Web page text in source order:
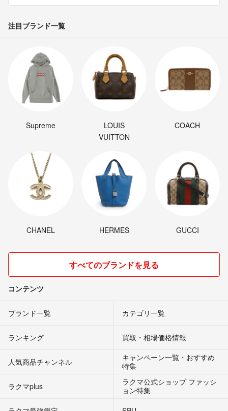
注目ブランド一覧
Supreme
LOUIS
VUITTON
COACH
CHANEL HERMES GUCCI
すべてのブランドを見る
コンテンツ
ブランド一覧 カテゴリ一覧
ランキング 買取・相場価格情報
人気商品チャンネル
キャンペーン一覧・おすすめ
特集
ラクマplus
ラクマ公式ショップ ファッシ
ョン特集